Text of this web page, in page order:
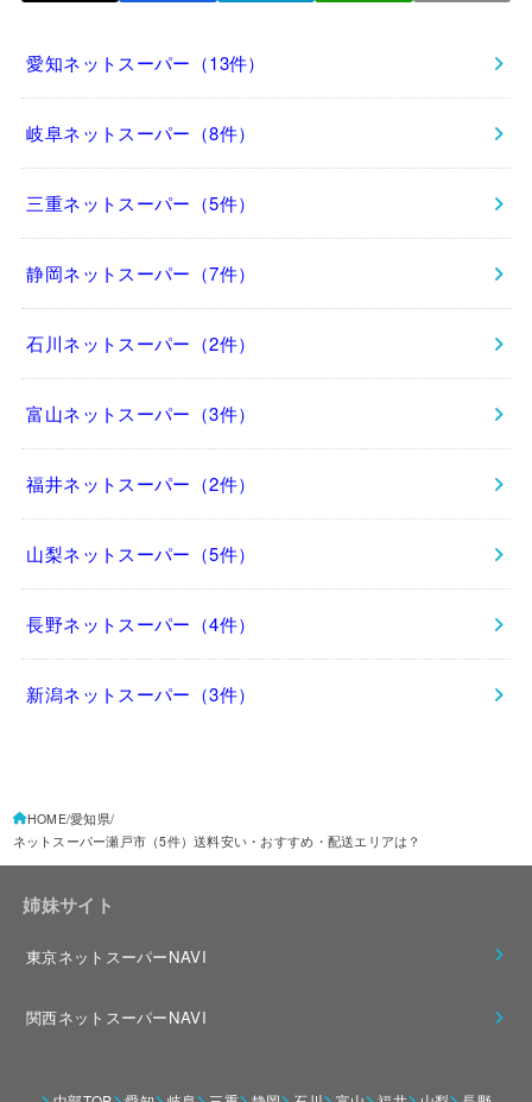
愛知ネットスーパー（13件）
岐阜ネットスーパー（8件）
三重ネットスーパー（5件）
静岡ネットスーパー（7件）
石川ネットスーパー（2件）
富山ネットスーパー（3件）
福井ネットスーパー（2件）
山梨ネットスーパー（5件）
長野ネットスーパー（4件）
新潟ネットスーパー（3件）
HOME 愛知県
ネットスーパー瀬戸市（5件）送料安い・おすすめ・配送エリアは？
姉妹サイト
東京ネットスーパーNAVI
関西ネットスーパーNAVI